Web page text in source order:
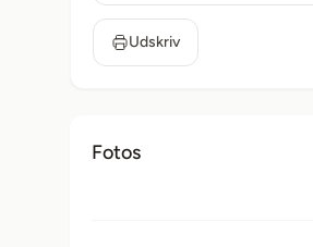
Udskriv
Fotos